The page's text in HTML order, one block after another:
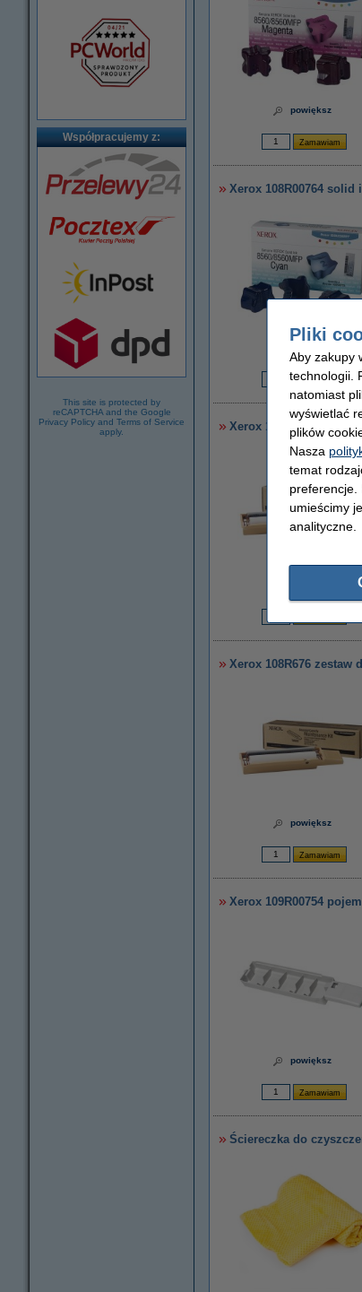
Współpracujemy z:
This site is protected by
reCAPTCHA and the Google
Privacy Policy and Terms of Service
apply.
powiększ
Xerox 108R00764
Xerox 108R00675
Xerox 108R676
powiększ
Xerox 109R00754
powiększ
Ściereczka do
Pliki
Aby zakupy
technologii.
natomiast
wyświetlać
plików
Nasza
temat
preferencje.
umieścimy
analityczne.